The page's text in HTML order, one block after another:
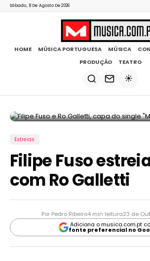
Sábado, 8 De Agosto De 2026
HOME MÚSICA PORTUGUESA MÚSICA
PRODUÇÃO
TEATRO
☀️
Estreias
Filipe Fuso
com Ro Galletti
Por Pedro Ribeiro4 min leitura23 de
Adiciona o musica.com.pt
fonte preferencial no